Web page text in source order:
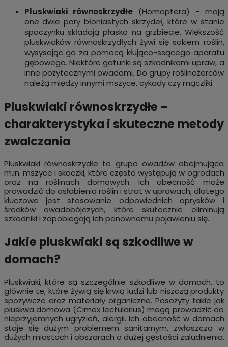
Pluskwiaki równoskrzydłe(Homoptera) - mają
one dwie pary błoniastych skrzydeł, które w stanie
spoczynku składają płasko na grzbiecie. Większość
pluskwiaków równoskrzydłych żywi się sokiem roślin,
wysysając go za pomocą kłująco-ssącego aparatu
gębowego. Niektóre gatunki są szkodnikami upraw, a
inne pożytecznymi owadami. Do grupy roślinożerców
należą między innymi mszyce, cykady czy mączliki.
Pluskwiaki równoskrzydłe –
charakterystyka i skuteczne metody
zwalczania
Pluskwiaki równoskrzydłe to grupa owadów obejmująca
m.in. mszyce i skoczki, które często występują w ogrodach
oraz na roślinach domowych. Ich obecność może
prowadzić do osłabienia roślin i strat w uprawach, dlatego
kluczowe jest stosowanie odpowiednich oprysków i
środków owadobójczych, które skutecznie eliminują
szkodniki i zapobiegają ich ponownemu pojawieniu się.
Jakie pluskwiaki są szkodliwe w
domach?
Pluskwiaki, które są szczególnie szkodliwe w domach, to
głównie te, które żywią się krwią ludzi lub niszczą produkty
spożywcze oraz materiały organiczne. Pasożyty takie jak
pluskwa domowa (Cimex lectularius) mogą prowadzić do
nieprzyjemnych ugryzień, alergii. Ich obecność w domach
staje się dużym problemem sanitarnym, zwłaszcza w
dużych miastach i obszarach o dużej gęstości zaludnienia.